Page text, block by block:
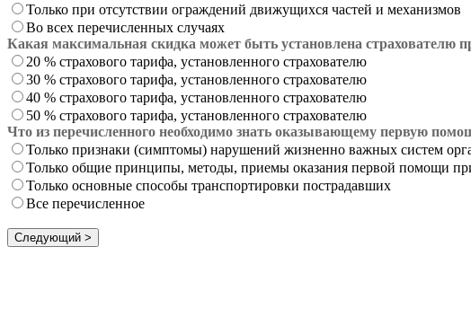
Только при отсутствии ограждений движущихся частей и механизмов
Во всех перечисленных случаях
Какая максимальная скидка может быть установлена страхователю
20 % страхового тарифа, установленного страхователю
30 % страхового тарифа, установленного страхователю
40 % страхового тарифа, установленного страхователю
50 % страхового тарифа, установленного страхователю
Что из перечисленного необходимо знать оказывающему первую
Только признаки (симптомы) нарушений жизненно важных систем
Только общие принципы, методы, приемы оказания первой помощи
Только основные способы транспортировки пострадавших
Все перечисленное